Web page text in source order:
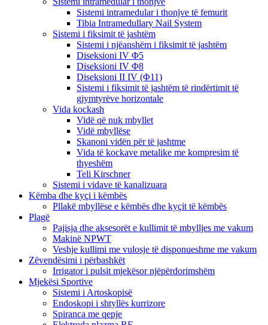
Sistemi intramedular i thonjve të femurit
Tibia Intramedullary Nail System
Sistemi i fiksimit të jashtëm
Sistemi i njëanshëm i fiksimit të jashtëm
Diseksioni IV Φ5
Diseksioni IV Φ8
Diseksioni II IV (Φ11)
Sistemi i fiksimit të jashtëm të rindërtimit të
gjymtyrëve horizontale
Vida kockash
Vidë që nuk mbyllet
Vidë mbyllëse
Skanoni vidën për të jashtme
Vida të kockave metalike me kompresim të
thyeshëm
Teli Kirschner
Sistemi i vidave të kanalizuara
Këmba dhe kyçi i këmbës
Pllakë mbyllëse e këmbës dhe kyçit të këmbës
Plagë
Pajisja dhe aksesorët e kullimit të mbylljes me vakum
Makinë NPWT
Veshje kullimi me vulosje të disponueshme me vakum
Zëvendësimi i përbashkët
Irrigator i pulsit mjekësor njëpërdorimshëm
Mjekësi Sportive
Sistemi i Artoskopisë
Endoskopi i shtyllës kurrizore
Spiranca me qepje